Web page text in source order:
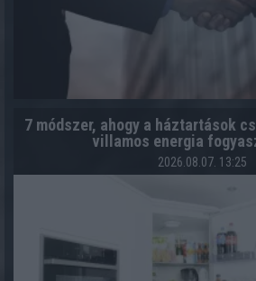
7 módszer, ahogy a háztartások
villamos energia
2026.08.07. 13:25